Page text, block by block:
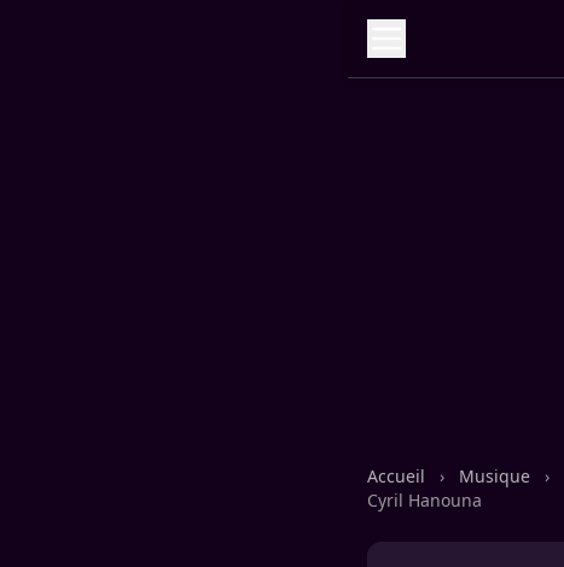
Accueil › Musique ›
Cyril Hanouna